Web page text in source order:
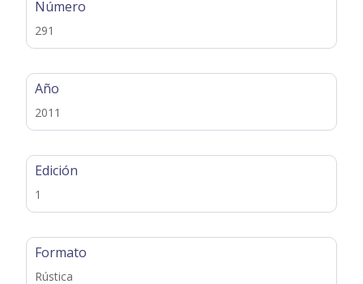
Número
291
Año
2011
Edición
1
Formato
Rústica